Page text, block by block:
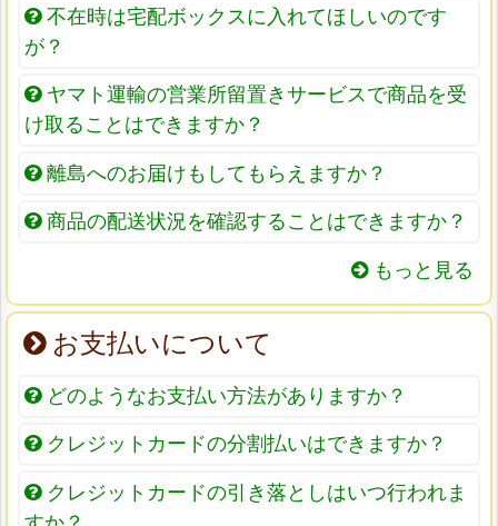
不在時は宅配ボックスに入れてほしいのです
が？
ヤマト運輸の営業所留置きサービスで商品を受
け取ることはできますか？
離島へのお届けもしてもらえますか？
商品の配送状況を確認することはできますか？
もっと見る
お支払いについて
どのようなお支払い方法がありますか？
クレジットカードの分割払いはできますか？
クレジットカードの引き落としはいつ行われま